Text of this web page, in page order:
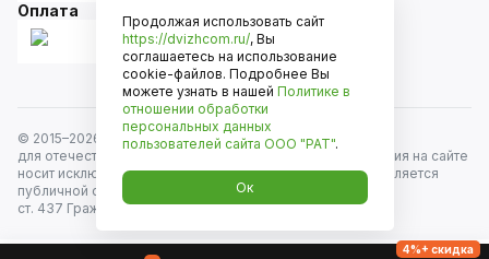
Оплата
© 2015–2026
Движком — сеть магазинов автозапчастей
для отечественных автомобилей и иномарок. Информация на сайте
носит исключительно информационный характер и не является
публичной офертой, определяемой положениями
ст. 437 Гражданского кодекса РФ. Все права защищены.
4%+ скидка
Продолжая использовать сайт
https://dvizhcom.ru/, Вы
соглашаетесь на использование
cookie-файлов. Подробнее Вы
можете узнать в нашей Политике в
отношении обработки
персональных данных
пользователей сайта ООО "РАТ".
Ок